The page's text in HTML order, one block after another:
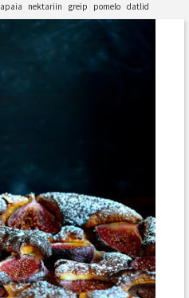
nektariin greip pomelo datlid